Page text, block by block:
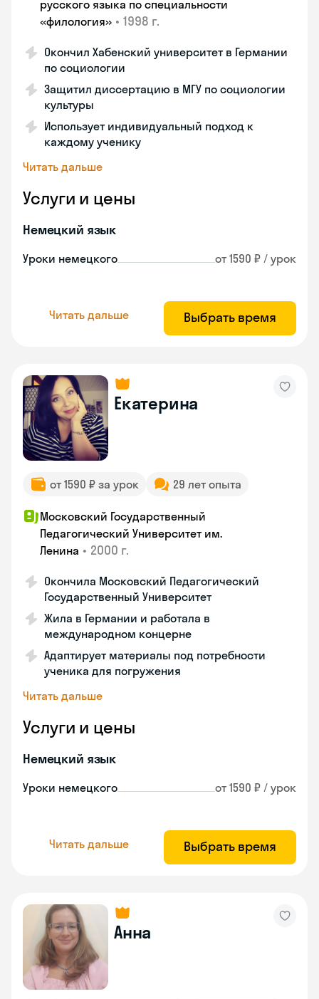
русского языка по специальности
«филология» • 1998 г.
Окончил Хабенский университет в Германии
по социологии
Защитил диссертацию в МГУ по социологии
культуры
Использует индивидуальный подход к
каждому ученику
Читать дальше
Услуги и цены
Немецкий язык
Уроки немецкого от 1590 ₽ / урок
Читать дальше Выбрать время
Екатерина
от 1590 ₽ за урок 29 лет опыта
Московский Государственный
Педагогический Университет им.
Ленина • 2000 г.
Окончила Московский Педагогический
Государственный Университет
Жила в Германии и работала в
международном концерне
Адаптирует материалы под потребности
ученика для погружения
Читать дальше
Услуги и цены
Немецкий язык
Уроки немецкого от 1590 ₽ / урок
Читать дальше Выбрать время
Анна